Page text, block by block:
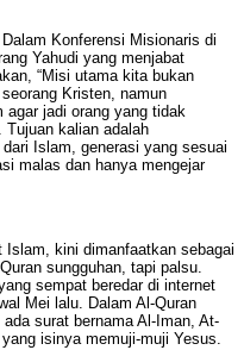
Konferensi Misionaris di
Yahudi yang menjabat
“Misi utama kita bukan
Kristen, namun
agar jadi orang yang tidak
Tujuan kalian adalah
Islam, generasi yang sesuai
malas dan hanya mengejar
Islam, kini dimanfaatkan sebagai
sungguhan, tapi palsu.
sempat beredar di internet
Mei lalu. Dalam Al-Quran
surat bernama Al-Iman, At-
isinya memuji-muji Yesus.